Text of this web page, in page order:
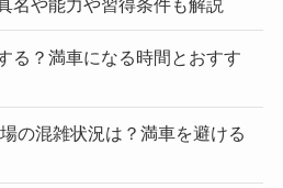
名や能力や習得条件も解説
る？満車になる時間とおすす
の混雑状況は？満車を避ける